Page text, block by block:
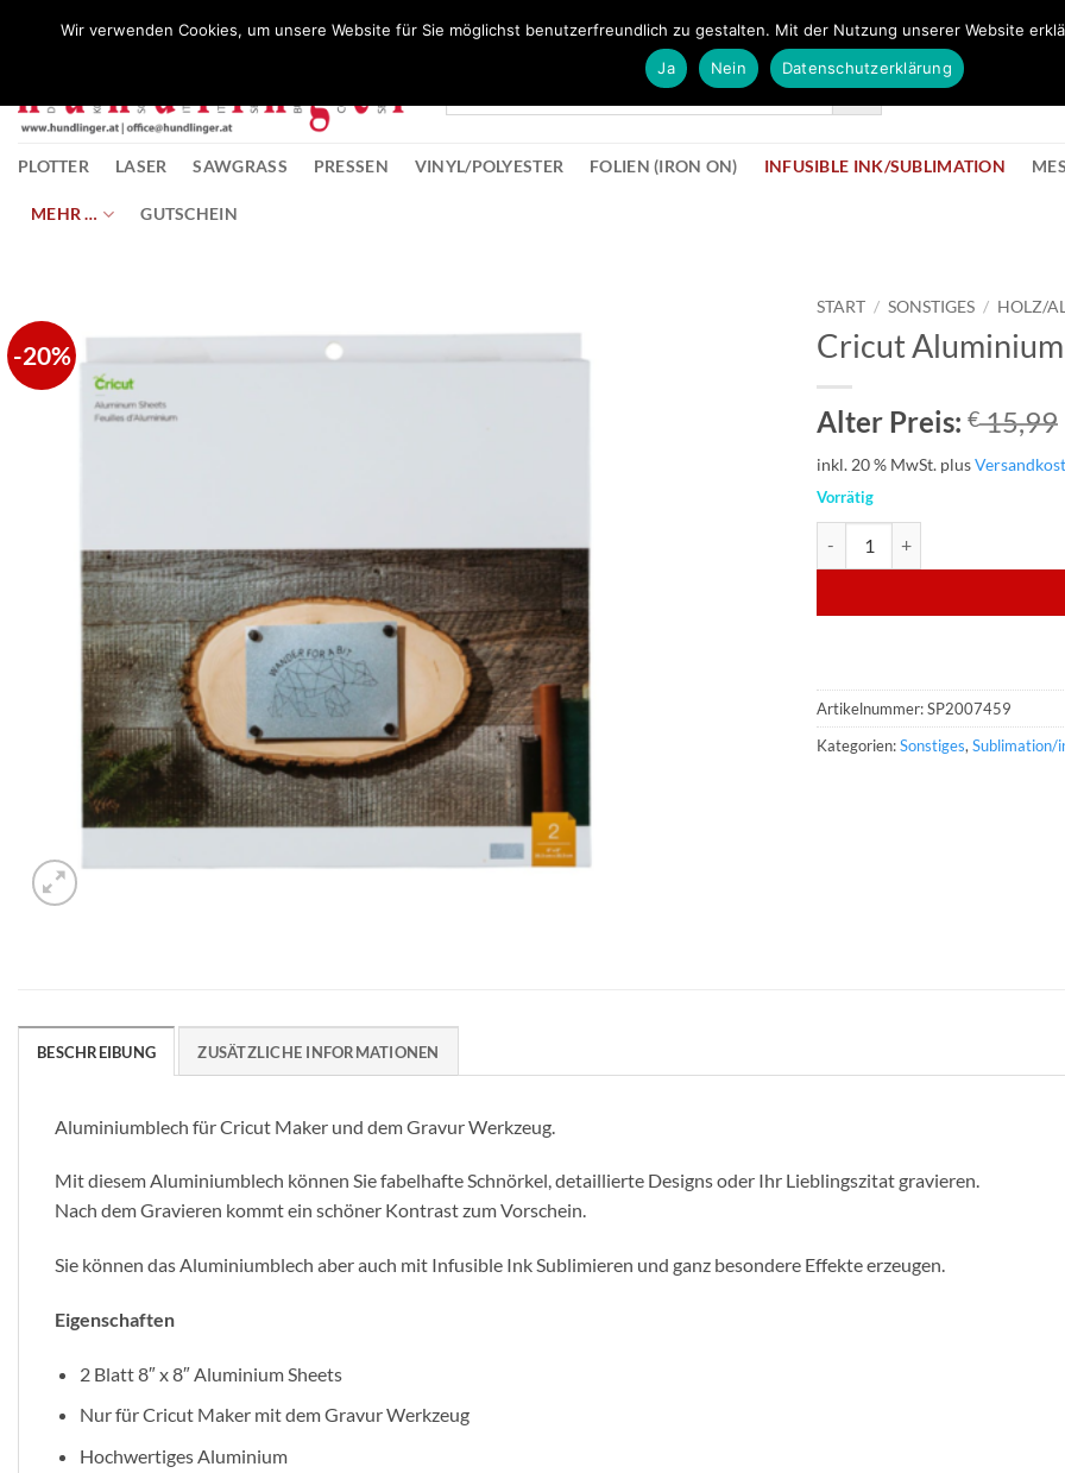
PLOTTER LASER SAWGRASS PRESSEN VINYL/POLYESTER FOLIEN (IRON ON) INFUSIBLE INK/SUBLIMATION
MEHR … GUTSCHEIN
-20%
zur
START / SONSTIGES / HOLZ/
Cricut
Alter Preis: €15,99
inkl. 20 % MwSt. plus
Vorrätig
Artikelnummer:SP2007459
Kategorien:Sonstiges, Sublimation/
BESCHREIBUNG ZUSÄTZLICHE INFORMATIONEN
Aluminiumblech für Cricut Maker und dem Gravur Werkzeug.
Mit diesem Aluminiumblech können Sie fabelhafte Schnörkel, detaillierte Designs oder Ihr Lieblingszitat gravieren.
Nach dem Gravieren kommt ein schöner Kontrast zum Vorschein.
Sie können das Aluminiumblech aber auch mit Infusible Ink Sublimieren und ganz besondere Effekte erzeugen.
Eigenschaften
2 Blatt 8″ x 8″ Aluminium Sheets
Nur für Cricut Maker mit dem Gravur Werkzeug
Hochwertiges Aluminium
Wir verwenden Cookies, um unsere Website für Sie möglichst benutzerfreundlich zu gestalten. Mit der Nutzung unserer Website
Ja
Nein Datenschutzerklärung